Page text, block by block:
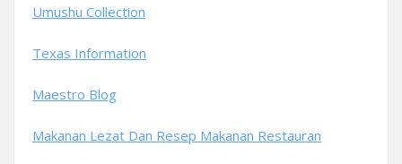
Umushu Collection
Texas Information
Maestro Blog
Makanan Lezat Dan Resep Makanan Restauran